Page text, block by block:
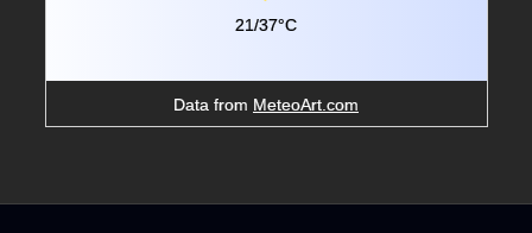
21/37°C
Data from MeteoArt.com